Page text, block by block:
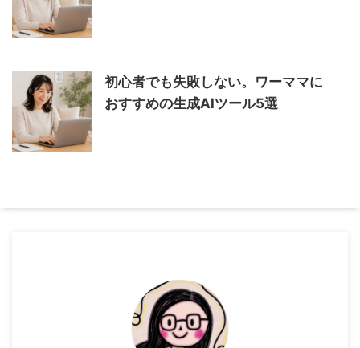
初心者でも失敗しない。ワーママに
おすすめの生成AIツール5選